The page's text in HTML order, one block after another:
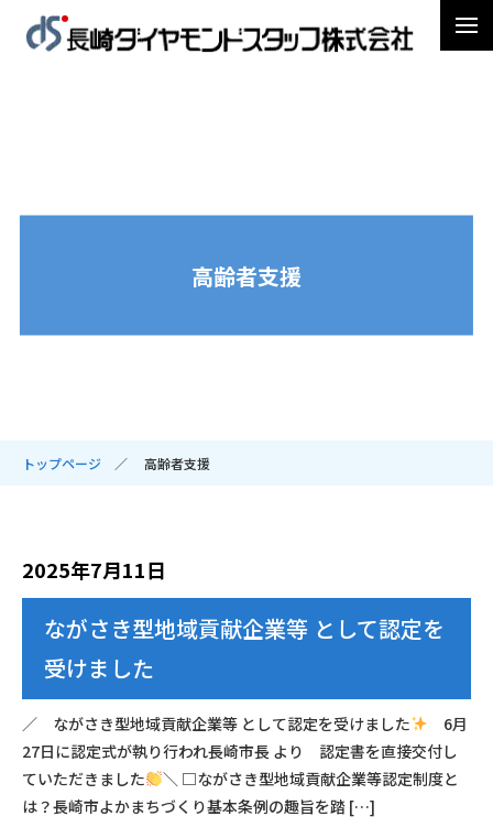
高齢者支援
トップページ 高齢者支援
2025年7月11日
ながさき型地域貢献企業等 として認定を
受けました
／ ながさき型地域貢献企業等 として認定を受けました
6月
27日に認定式が執り行われ長崎市長 より 認定書を直接交付し
ていただきました
＼ □ながさき型地域貢献企業等認定制度と
は？長崎市よかまちづくり基本条例の趣旨を踏 […]